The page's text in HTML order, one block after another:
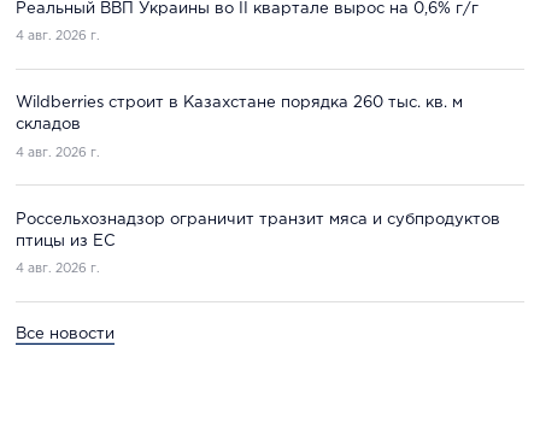
Реальный ВВП Украины во II квартале вырос на 0,6% г/г
4 авг. 2026 г.
Wildberries строит в Казахстане порядка 260 тыс. кв. м
складов
4 авг. 2026 г.
Россельхознадзор ограничит транзит мяса и субпродуктов
птицы из ЕС
4 авг. 2026 г.
Все новости